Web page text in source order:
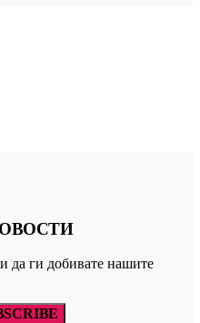
да ги добивате нашите